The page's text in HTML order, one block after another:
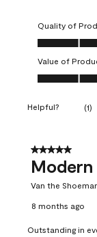
Quality of
Quality of
Value of
Value of
Helpful? (1)
5 out of 5
Van the
8 months ago
Outstanding in